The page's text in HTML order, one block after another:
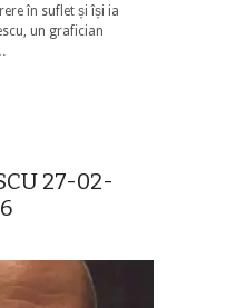
în suflet și își ia
un grafician
27-02-